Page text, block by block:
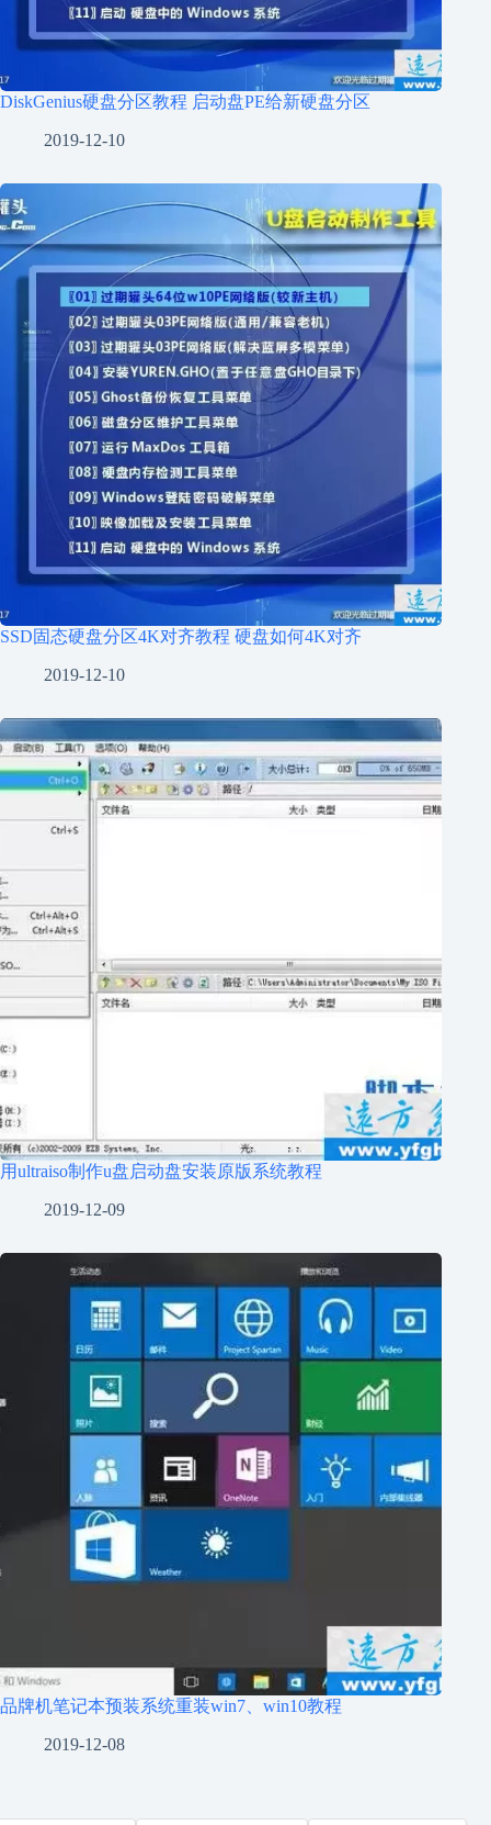
DiskGenius硬盘分区教程 启动盘PE给新硬盘分区
2019-12-10
SSD固态硬盘分区4K对齐教程 硬盘如何4K对齐
2019-12-10
用ultraiso制作u盘启动盘安装原版系统教程
2019-12-09
品牌机笔记本预装系统重装win7、win10教程
2019-12-08